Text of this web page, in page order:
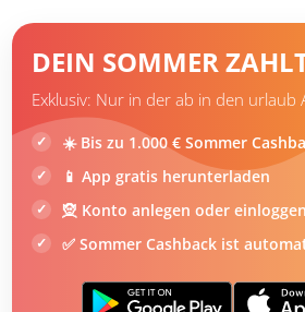
DEIN SOMMER
Exklusiv: Nur in der ab in den urlaub
☀️ Bis zu 1.000 € Sommer
📱 App gratis herunterladen
🧝 Konto anlegen oder einloggen
✅ Sommer Cashback ist